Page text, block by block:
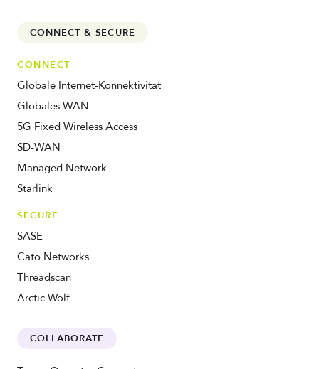
CONNECT & SECURE
CONNECT
Globale Internet-Konnektivität
Globales WAN
5G Fixed Wireless Access
SD-WAN
Managed Network
Starlink
SECURE
SASE
Cato Networks
Threadscan
Arctic Wolf
COLLABORATE